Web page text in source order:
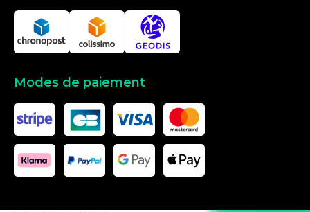
Modes de paiement